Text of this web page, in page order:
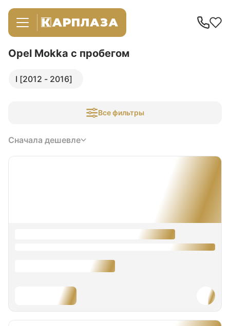
Opel Mokka с пробегом
I [2012 - 2016]
Все фильтры
Сначала дешевле